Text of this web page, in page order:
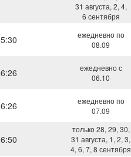
31 августа, 2, 4,
6 сентября
ежедневно по
08.09
ежедневно с
06.10
ежедневно по
07.09
только 28, 29, 30,
31 августа, 1, 2, 3,
4, 6, 7, 8 сентября